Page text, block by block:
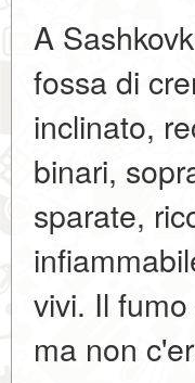
A
fossa di
inclinato,
binari,
sparate,
vivi. Il
ma non